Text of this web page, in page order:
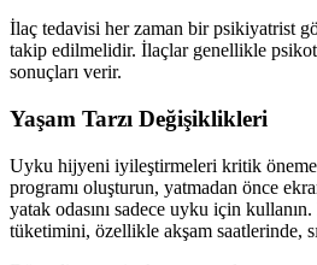
İlaç tedavisi her zaman bir psikiyatrist
takip edilmelidir. İlaçlar genellikle
sonuçları verir.
Yaşam Tarzı Değişiklikleri
Uyku hijyeni iyileştirmeleri kritik
programı oluşturun, yatmadan önce
yatak odasını sadece uyku için
tüketimini, özellikle akşam saatlerinde,